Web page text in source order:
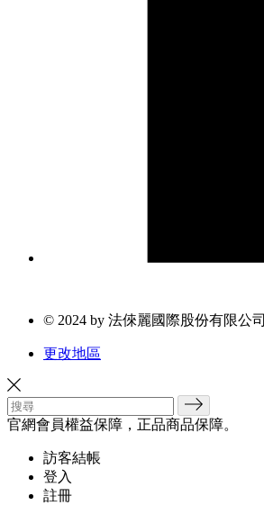
© 2024 by 法倈麗國際股份有限公司
更改地區
官網會員權益保障，正品商品保障。
訪客結帳
登入
註冊